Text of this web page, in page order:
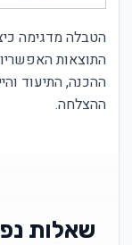
הטבלה מדגימה
התוצאות
ההכנה, התיעוד
ההצלחה.
שאלות